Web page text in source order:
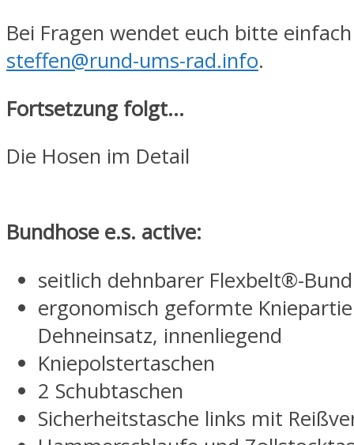
Bei Fragen wendet euch bitte
steffen@rund-ums-rad.info.
Fortsetzung folgt…
Die Hosen im Detail
Bundhose e.s. active:
seitlich dehnbarer Flexbelt®-Bund
ergonomisch geformte
Dehneinsatz, innenliegend
Kniepolstertaschen
2 Schubtaschen
Sicherheitstasche links mit